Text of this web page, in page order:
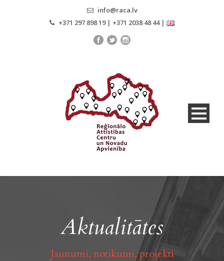
info@raca.lv
+371 297 898 19 | +371 2038 48 44 |
Aktualitātes
Jaunumi, notikumi, projekti